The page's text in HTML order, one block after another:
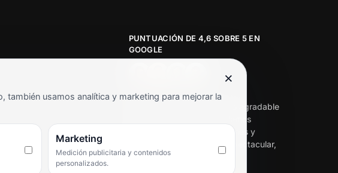
PUNTUACIÓN DE 4,6 SOBRE 5 EN
GOOGLE
★★★★★
«Servicio de calidad y trato agradable
con precios excelentes. Hemos
comprado en varias ocasiones y
siempre dan respuesta. Espectacular,
servicio de 10.»
×
usamos analítica y marketing para mejorar la
Marketing
Medición publicitaria y contenidos
personalizados.